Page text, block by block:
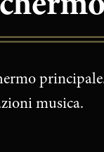
musica.